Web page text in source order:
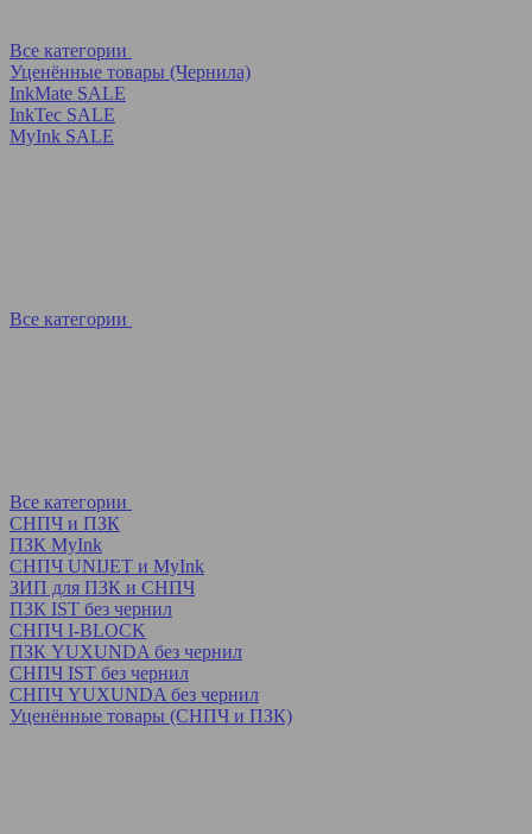
Все категории
Уценённые товары (Чернила)
InkMate SALE
InkTec SALE
MyInk SALE
Все категории
Все категории
СНПЧ и ПЗК
ПЗК MyInk
СНПЧ UNIJET и MyInk
ЗИП для ПЗК и СНПЧ
ПЗК IST без чернил
СНПЧ I-BLOCK
ПЗК YUXUNDA без чернил
СНПЧ IST без чернил
СНПЧ YUXUNDA без чернил
Уценённые товары (СНПЧ и ПЗК)